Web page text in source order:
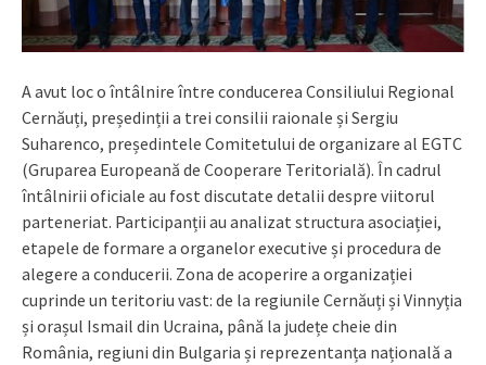
A avut loc o întâlnire între conducerea Consiliului Regional
Cernăuți, președinții a trei consilii raionale și Sergiu
Suharenco, președintele Comitetului de organizare al EGTC
(Gruparea Europeană de Cooperare Teritorială). În cadrul
întâlnirii oficiale au fost discutate detalii despre viitorul
parteneriat. Participanții au analizat structura asociației,
etapele de formare a organelor executive și procedura de
alegere a conducerii. Zona de acoperire a organizației
cuprinde un teritoriu vast: de la regiunile Cernăuți și Vinnyția
și orașul Ismail din Ucraina, până la județe cheie din
România, regiuni din Bulgaria și reprezentanța națională a